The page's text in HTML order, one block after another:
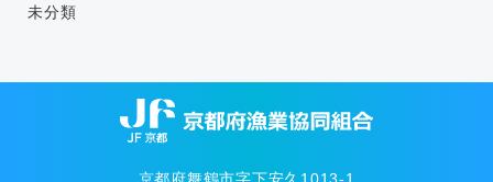
未分類
京都府舞鶴市字下安久1013-1